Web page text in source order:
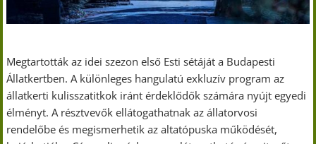
Megtartották az idei szezon első Esti sétáját a Budapesti
Állatkertben. A különleges hangulatú exkluzív program az
állatkerti kulisszatitkok iránt érdeklődők számára nyújt egyedi
élményt. A résztvevők ellátogathatnak az állatorvosi
rendelőbe és megismerhetik az altatópuska működését,